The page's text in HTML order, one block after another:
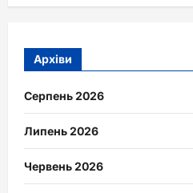
Архіви
Серпень 2026
Липень 2026
Червень 2026